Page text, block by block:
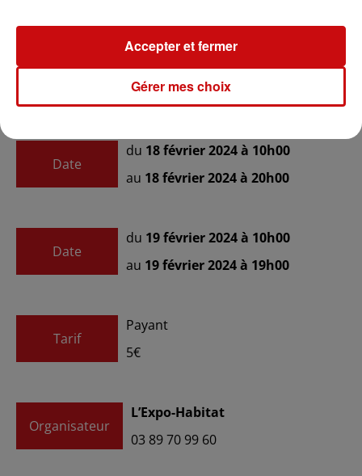
au17 février 2024 à 21h00
Date
du 18 février 2024 à 10h00
au 18 février 2024 à 20h00
Date
du 19 février 2024 à 10h00
au 19 février 2024 à 19h00
Tarif
Payant
5€
Organisateur
L’Expo-Habitat
03 89 70 99 60
Gérer mes choix
Accepter et fermer